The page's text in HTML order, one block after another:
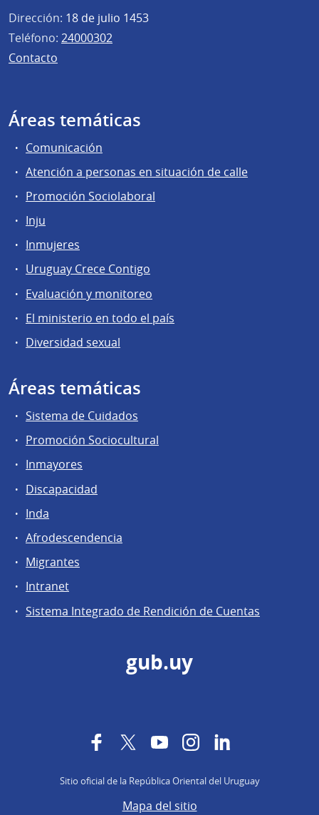
Dirección: 18 de julio 1453
Teléfono: 24000302
Contacto
Áreas temáticas
Comunicación
Atención a personas en situación de calle
Promoción Sociolaboral
Inju
Inmujeres
Uruguay Crece Contigo
Evaluación y monitoreo
El ministerio en todo el país
Diversidad sexual
Áreas temáticas
Sistema de Cuidados
Promoción Sociocultural
Inmayores
Discapacidad
Inda
Afrodescendencia
Migrantes
Intranet
Sistema Integrado de Rendición de Cuentas
gub.uy
FacebookTwitterYouTubeInstagram
Sitio oficial de la República Oriental del Uruguay
Mapa del sitio